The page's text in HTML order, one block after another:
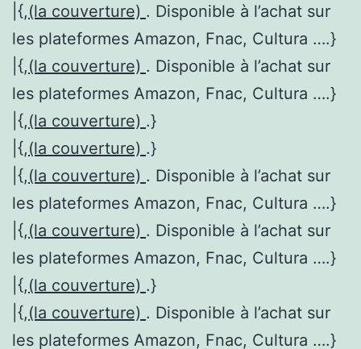
|{,(la couverture) . Disponible à l’achat sur
les plateformes Amazon, Fnac, Cultura ….}
|{,(la couverture) . Disponible à l’achat sur
les plateformes Amazon, Fnac, Cultura ….}
|{,(la couverture) .}
|{,(la couverture) .}
|{,(la couverture) . Disponible à l’achat sur
les plateformes Amazon, Fnac, Cultura ….}
|{,(la couverture) . Disponible à l’achat sur
les plateformes Amazon, Fnac, Cultura ….}
|{,(la couverture) .}
|{,(la couverture) . Disponible à l’achat sur
les plateformes Amazon, Fnac, Cultura ….}